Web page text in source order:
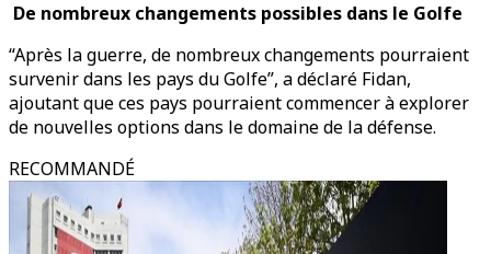
De nombreux changements possibles dans le Golfe
“Après la guerre, de nombreux changements pourraient
survenir dans les pays du Golfe”, a déclaré Fidan,
ajoutant que ces pays pourraient commencer à explorer
de nouvelles options dans le domaine de la défense.
RECOMMANDÉ